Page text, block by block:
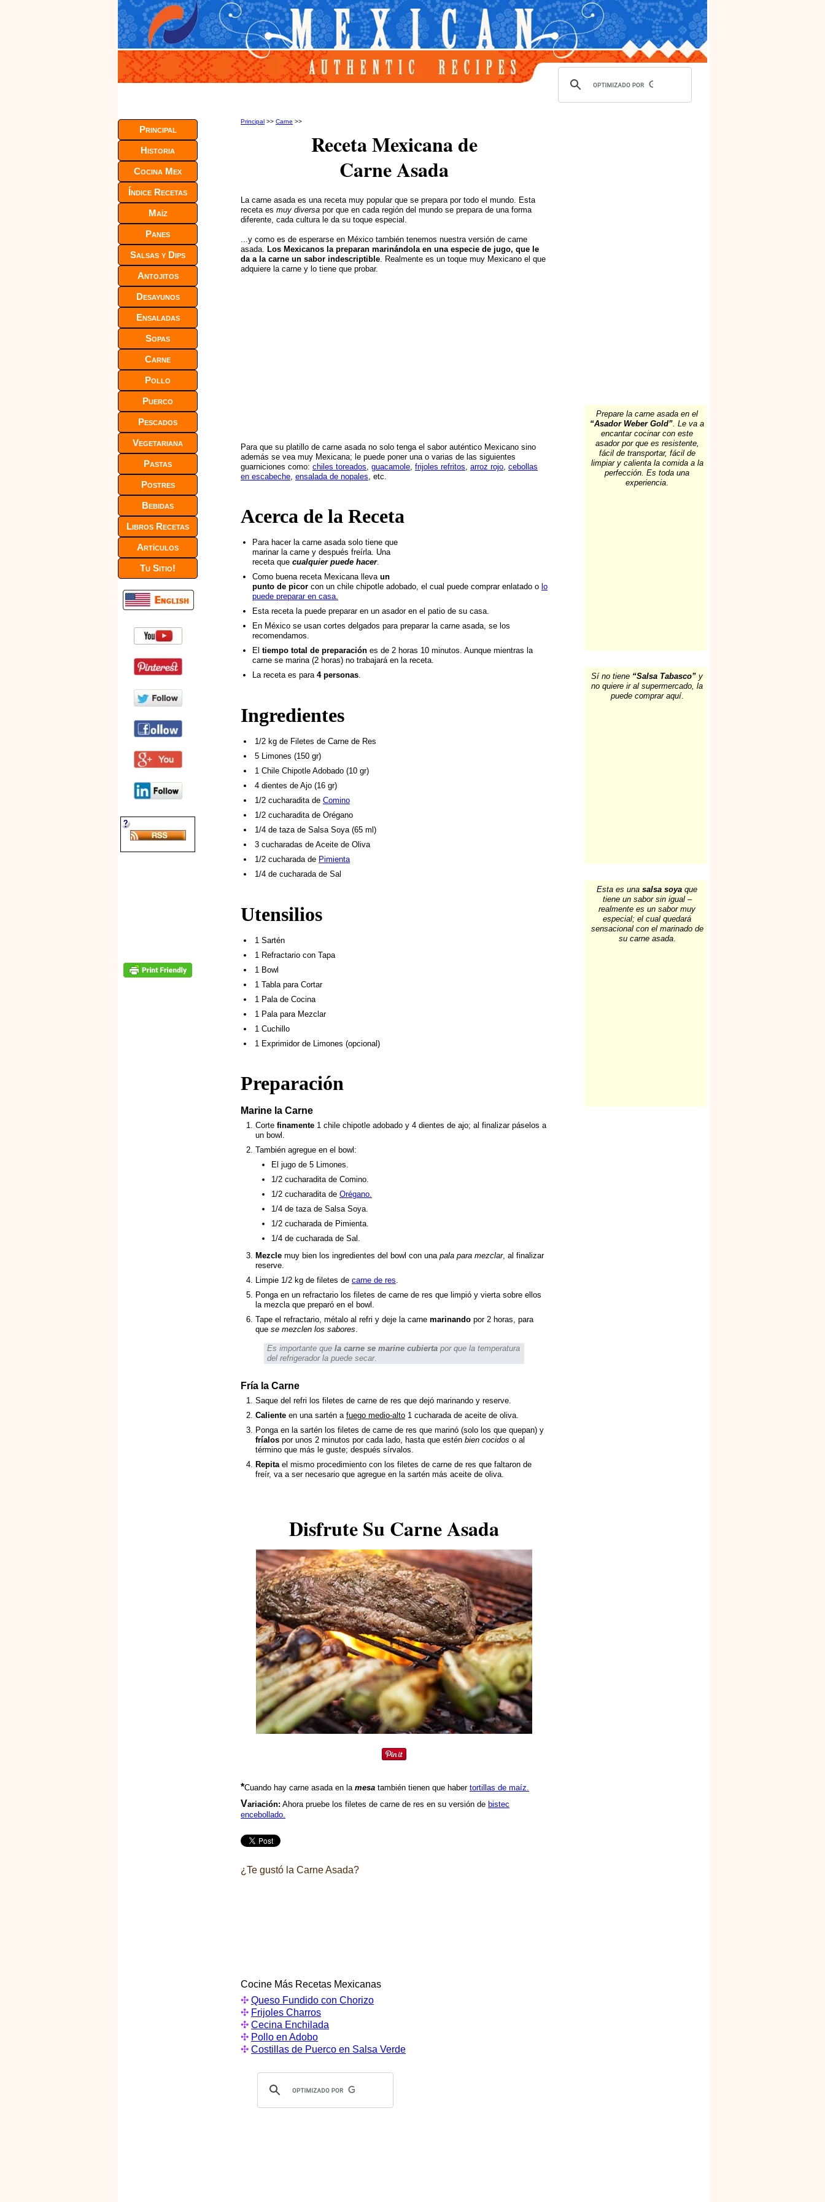
Principal >> Carne >>
Receta Mexicana de
Carne Asada
La carne asada es una receta muy popular que se prepara por todo el mundo. Esta
receta es muy diversa por que en cada región del mundo se prepara de una forma
diferente, cada cultura le da su toque especial.
...y como es de esperarse en México también tenemos nuestra versión de carne
asada. Los Mexicanos la preparan marinándola en una especie de jugo, que le
da a la carne un sabor indescriptible. Realmente es un toque muy Mexicano el que
adquiere la carne y lo tiene que probar.
Para que su platillo de carne asada no solo tenga el sabor auténtico Mexicano sino
además se vea muy Mexicana; le puede poner una o varias de las siguientes
guarniciones como: chiles toreados guacamole frijoles refritos arroz rojo cebollas
en escabeche ensalada de nopales , etc.
Acerca de la Receta
Para hacer la carne asada solo tiene que
marinar la carne y después freírla. Una
receta que cualquier puede hacer.
Como buena receta Mexicana lleva un
punto de picor con un chile chipotle adobado, el cual puede comprar enlatado o lo
puede preparar en casa.
Esta receta la puede preparar en un asador en el patio de su casa.
En México se usan cortes delgados para preparar la carne asada, se los
recomendamos.
El tiempo total de preparación es de 2 horas 10 minutos. Aunque mientras la
carne se marina (2 horas) no trabajará en la receta.
La receta es para 4 personas.
Ingredientes
1/2 kg de Filetes de Carne de Res
5 Limones (150 gr)
1 Chile Chipotle Adobado (10 gr)
4 dientes de Ajo (16 gr)
1/2 cucharadita de Comino
1/2 cucharadita de Orégano
1/4 de taza de Salsa Soya (65 ml)
3 cucharadas de Aceite de Oliva
1/2 cucharada de Pimienta
1/4 de cucharada de Sal
Utensilios
1 Sartén
1 Refractario con Tapa
1 Bowl
1 Tabla para Cortar
1 Pala de Cocina
1 Pala para Mezclar
1 Cuchillo
1 Exprimidor de Limones (opcional)
Preparación
Marine la Carne
Corte finamente 1 chile chipotle adobado y 4 dientes de ajo; al finalizar páselos a
un bowl.
También agregue en el bowl:
El jugo de 5 Limones.
1/2 cucharadita de Comino.
1/2 cucharadita de Orégano.
1/4 de taza de Salsa Soya.
1/2 cucharada de Pimienta.
1/4 de cucharada de Sal.
Mezcle muy bien los ingredientes del bowl con una pala para mezclar, al finalizar
reserve.
Limpie 1/2 kg de filetes de carne de res.
Ponga en un refractario los filetes de carne de res que limpió y vierta sobre ellos
la mezcla que preparó en el bowl.
Tape el refractario, métalo al refri y deje la carne marinando por 2 horas, para
que se mezclen los sabores.
Es importante que la carne se marine cubierta por que la temperatura
del refrigerador la puede secar.
Fría la Carne
Saque del refri los filetes de carne de res que dejó marinando y reserve.
Caliente en una sartén a fuego medio-alto 1 cucharada de aceite de oliva.
Ponga en la sartén los filetes de carne de res que marinó (solo los que quepan) y
fríalos por unos 2 minutos por cada lado, hasta que estén bien cocidos o al
término que más le guste; después sírvalos.
Repita el mismo procedimiento con los filetes de carne de res que faltaron de
freír, va a ser necesario que agregue en la sartén más aceite de oliva.
Disfrute Su Carne Asada
*Cuando hay carne asada en la mesa también tienen que haber tortillas de maíz.
Variación: Ahora pruebe los filetes de carne de res en su versión de bistec
encebollado.
¿Te gustó la Carne Asada?
Cocine Más Recetas Mexicanas
✣ Queso Fundido con Chorizo
✣ Frijoles Charros
✣ Cecina Enchilada
✣ Pollo en Adobo
✣ Costillas de Puerco en Salsa Verde
Principal
Historia
Cocina Mex
Índice Recetas
Maíz
Panes
Salsas y Dips
Antojitos
Desayunos
Ensaladas
Sopas
Carne
Pollo
Puerco
Pescados
Vegetariana
Pastas
Postres
Bebidas
Libros Recetas
Artículos
Tu Sitio!
Prepare la carne asada en el
“Asador Weber Gold” . Le va a
encantar cocinar con este
asador por que es resistente,
fácil de transportar, fácil de
limpiar y calienta la comida a la
perfección. Es toda una
experiencia
Sí no tiene “Salsa Tabasco” y
no quiere ir al supermercado, la
puede comprar aquí.
Esta es una salsa soya que
tiene un sabor sin igual –
realmente es un sabor muy
especial; el cual quedará
sensacional con el marinado de
su carne asada.